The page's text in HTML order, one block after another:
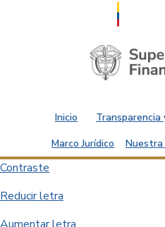
Saltar al contenido principal
Inicio Transparencia
Marco Jurídico
Contraste
Reducir letra